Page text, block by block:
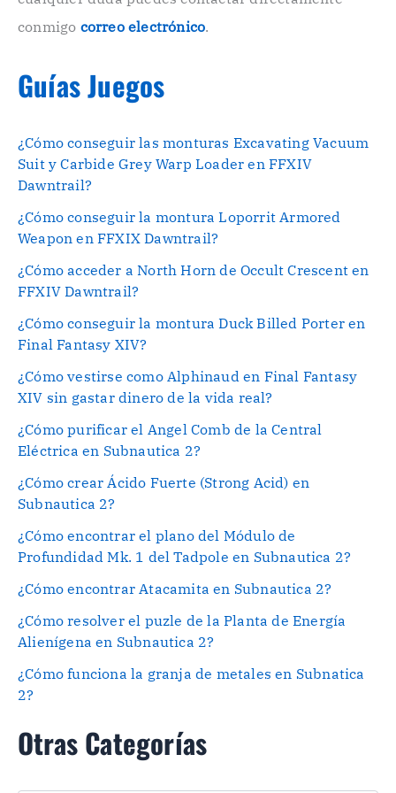
.
conmigo correo electrónico.
Guías Juegos
¿Cómo conseguir las monturas Excavating Vacuum
Suit y Carbide Grey Warp Loader en FFXIV
Dawntrail?
¿Cómo conseguir la montura Loporrit Armored
Weapon en FFXIX Dawntrail?
¿Cómo acceder a North Horn de Occult Crescent en
FFXIV Dawntrail?
¿Cómo conseguir la montura Duck Billed Porter en
Final Fantasy XIV?
¿Cómo vestirse como Alphinaud en Final Fantasy
XIV sin gastar dinero de la vida real?
¿Cómo purificar el Angel Comb de la Central
Eléctrica en Subnautica 2?
¿Cómo crear Ácido Fuerte (Strong Acid) en
Subnautica 2?
¿Cómo encontrar el plano del Módulo de
Profundidad Mk. 1 del Tadpole en Subnautica 2?
¿Cómo encontrar Atacamita en Subnautica 2?
¿Cómo resolver el puzle de la Planta de Energía
Alienígena en Subnautica 2?
¿Cómo funciona la granja de metales en Subnatica
2?
Otras Categorías